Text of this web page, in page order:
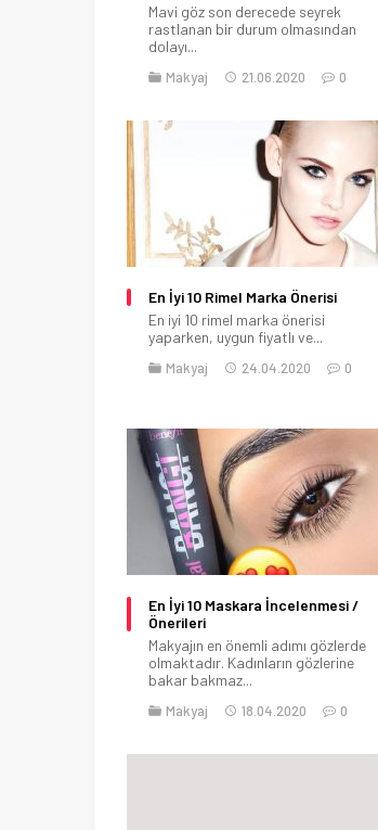
Mavi göz son derecede seyrek
rastlanan bir durum olmasından
dolayı...
Makyaj 21.06.2020 0
En İyi 10 Rimel Marka Önerisi
En iyi 10 rimel marka önerisi
yaparken, uygun fiyatlı ve...
Makyaj 24.04.2020 0
En İyi 10 Maskara İncelenmesi /
Önerileri
Makyajın en önemli adımı gözlerde
olmaktadır. Kadınların gözlerine
bakar bakmaz...
Makyaj 18.04.2020 0